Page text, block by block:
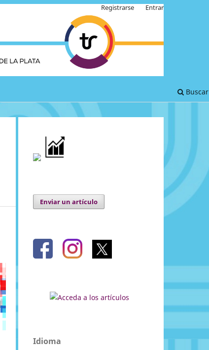
Buscar
Registrarse Entrar
Enviar un artículo
Idioma